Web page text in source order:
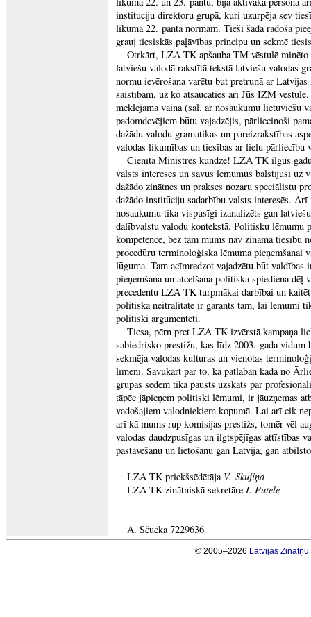
institūciju direktoru grupā, kuri uzurpēja sev
likuma 22. panta normām. Tieši šāda radoša
grauj tiesiskās paļāvības principu un sekmē
Otrkārt, LZA TK apšauba TM vēstulē minēto
latviešu valodā rakstītā tekstā latviešu valodas
normu ievērošana varētu būt pretrunā ar
saistībām, uz ko atsaucaties arī Jūs IZM
meklējama vaina (sal. ar nosaukumu lietuviešu
padomdevējiem būtu vajadzējis, pārliecinoši
dažādu valodu gramatikas un pareizrakstības
valodas likumības un tiesības ar lielu pārliecību
Cienītā Ministres kundze! LZA TK ilgus
valsts interesēs un savus lēmumus balstījusi uz
dažādo zinātnes un prakses nozaru speciālistu
dažādo institūciju sadarbību valsts interesēs. Arī
nosaukumu tika vispusīgi izanalizēts gan
dalībvalstu valodu kontekstā. Politisku lēmumu
kompetencē, bez tam mums nav zināma tiesību
procedūru terminoloģiska lēmuma pieņemšanai
lūguma. Tam acīmredzot vajadzētu būt
pieņemšana un atcelšana politiska spiediena dēļ
precedentu LZA TK turpmākai darbībai un
politiskā neitralitāte ir garants tam, lai lēmumi
politiski argumentēti.
Tiesa, pērn pret LZA TK izvērstā kampaņa
sabiedrisko prestižu, kas līdz 2003. gada vidum
sekmēja valodas kultūras un vienotas
līmenī. Savukārt par to, ka patlaban kādā no
grupas sēdēm tika pausts uzskats par
tāpēc jāpieņem politiski lēmumi, ir jāuzņemas
vadošajiem valodniekiem kopumā. Lai arī cik
arī kā mums rūp komisijas prestižs, tomēr vēl
valodas daudzpusīgas un ilgtspējīgas attīstības
pastāvēšanu un lietošanu gan Latvijā, gan
LZA TK priekšsēdētāja V. Skujiņa
LZA TK zinātniskā sekretāre I. Pūtele
A. Ščucka 7229636
© 2005–2026 Latvijas